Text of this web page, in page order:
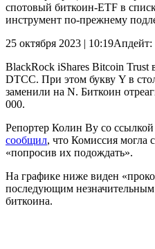
спотовый биткоин-ETF в
инструмент по-прежнему
25 октября 2023 | 10:19Апдейт:
BlackRock iShares Bitcoin Trust
DTCC. При этом букву Y в
заменили на N. Биткоин
000.
Репортер Колин Ву со
сообщил, что Комиссия могла
«попросив их подождать».
На графике ниже виден
последующим
биткоина.